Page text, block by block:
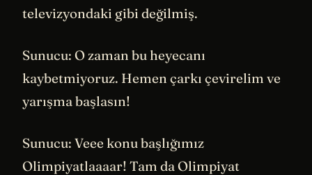
televizyondaki gibi değilmiş.
Sunucu: O zaman bu heyecanı
kaybetmiyoruz. Hemen çarkı çevirelim ve
yarışma başlasın!
Sunucu: Veee konu başlığımız
Olimpiyatlaaaar! Tam da Olimpiyat